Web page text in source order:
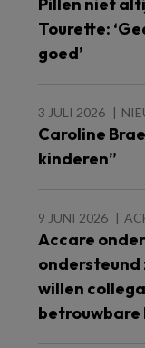
Tourette:
goed’
3 JULI 2026
Caroline
kinderen”
9 JUNI 2026
Accare
ondersteund
willen
betrouwbare